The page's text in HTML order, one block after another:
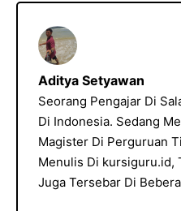
Aditya Setyawan
Seorang Pengajar Di
Di Indonesia. Sedang
Magister Di Perguruan
Menulis Di kursiguru.id,
Juga Tersebar Di